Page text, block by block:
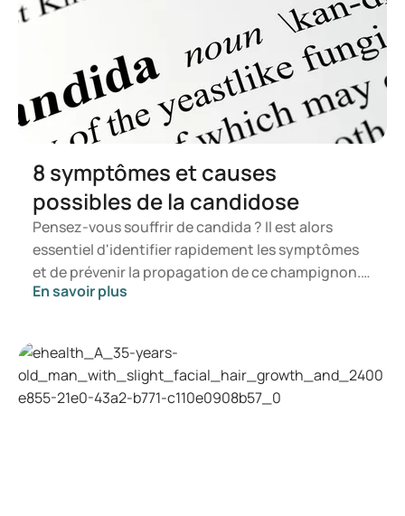
8 symptômes et causes
possibles de la candidose
Pensez-vous souffrir de candida ? Il est alors
essentiel d'identifier rapidement les symptômes
et de prévenir la propagation de ce champignon.
Dans cet article, vous découvrirez ce qu'est le
développement d'une infection à candida. Vous
saurez ainsi à quel moment il est pertinent de
consulter un professionnel de santé.
En savoir plus